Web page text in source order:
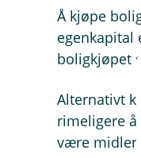
Å kjøpe
egenkapital
boligkjøpet
Alternativt
rimeligere å
være